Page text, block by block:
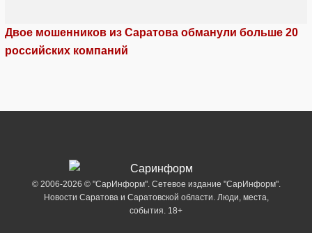
Двое мошенников из Саратова обманули больше 20
российских компаний
© 2006-2026 © "СарИнформ". Сетевое издание "СарИнформ".
Новости Саратова и Саратовской области. Люди, места,
события. 18+